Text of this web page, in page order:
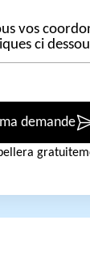
vos
ci
demande